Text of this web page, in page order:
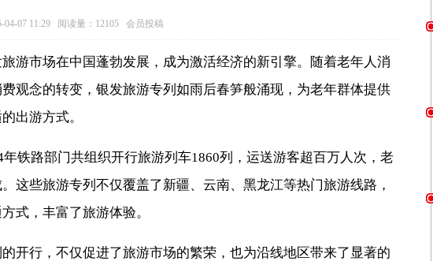
04-07 11:29 阅读量：12105 会员投稿
游市场在中国蓬勃发展，成为激活经济的新引擎。随着老年人消
观念的转变，银发旅游专列如雨后春笋般涌现，为老年群体提供
出游方式。
年铁路部门共组织开行旅游列车1860列，运送游客超百万人次，老
这些旅游专列不仅覆盖了新疆、云南、黑龙江等热门旅游线路，
式，丰富了旅游体验。
开行，不仅促进了旅游市场的繁荣，也为沿线地区带来了显著的